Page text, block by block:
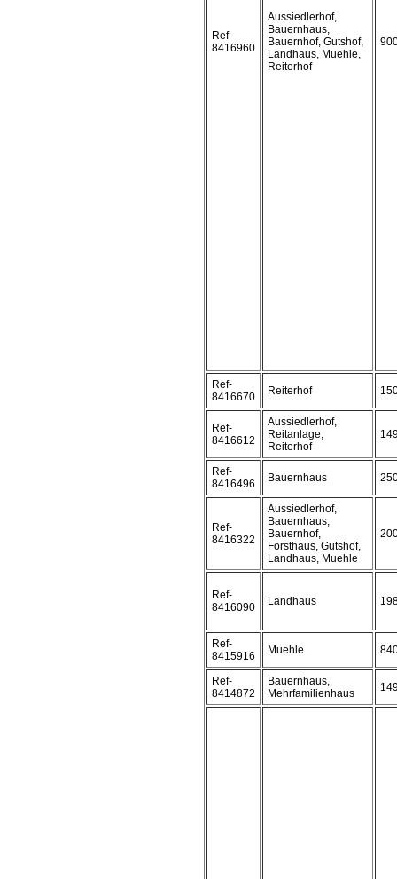
Ref-
8416960
Aussiedlerhof,
Bauernhaus,
Bauernhof, Gutshof,
Landhaus, Muehle,
Reiterhof
Ref-
8416670
Reiterhof
Ref-
8416612
Aussiedlerhof,
Reitanlage,
Reiterhof
Ref-
8416496
Bauernhaus
Ref-
8416322
Aussiedlerhof,
Bauernhaus,
Bauernhof,
Forsthaus, Gutshof,
Landhaus, Muehle
Ref-
8416090
Landhaus
Ref-
8415916
Muehle
Ref-
8414872
Bauernhaus,
Mehrfamilienhaus